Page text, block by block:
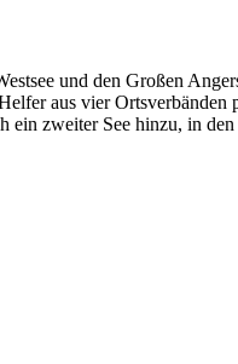
aus vier
ein zweiter See hinzu, in